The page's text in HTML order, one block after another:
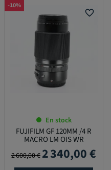
favorite_border
En stock
FUJIFILM GF 120MM /4 R
MACRO LM OIS WR
Prix de base
2 600,00 € Prix
2 340,00 €
-10%